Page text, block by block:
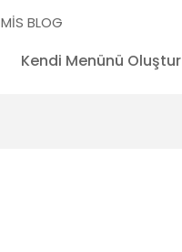
MİS BLOG
Kendi Menünü Oluştur